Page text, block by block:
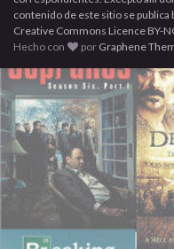
contenido de este sitio se publica
Creative Commons Licence BY-
Hecho con
por Graphene